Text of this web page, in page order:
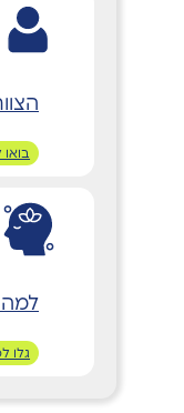
למה
גלו